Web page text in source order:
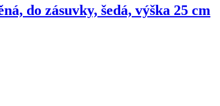
do zásuvky, šedá, výška 25 cm